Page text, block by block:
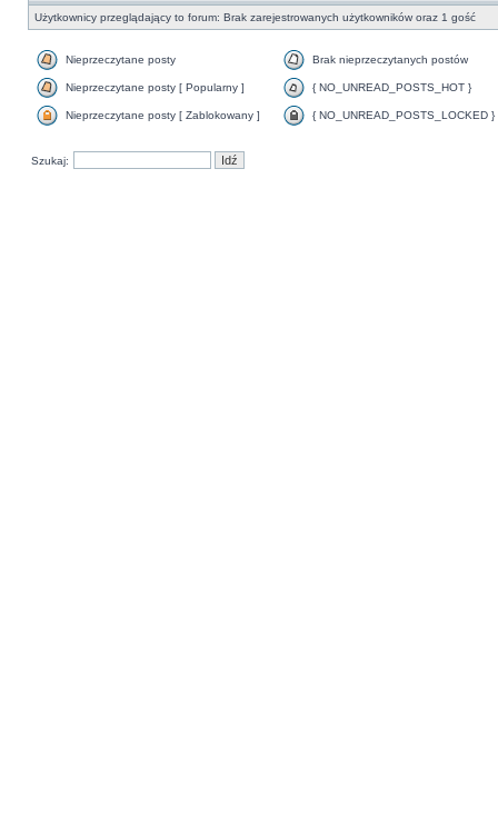
Użytkownicy przeglądający to forum: Brak zarejestrowanych użytkowników oraz 1 gość
Nieprzeczytane posty Brak nieprzeczytanych postów
Nieprzeczytane posty [ Popularny ] { NO_UNREAD_POSTS_HOT }
Nieprzeczytane posty [ Zablokowany ] { NO_UNREAD_POSTS_LOCKED }
Szukaj: